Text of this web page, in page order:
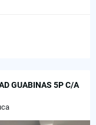
GUABINAS 5P C/A